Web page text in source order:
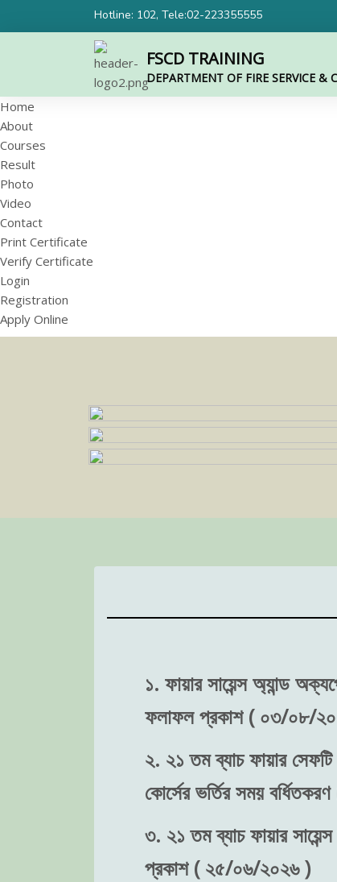
Hotline: 102, Tele:02-223355555
FSCD TRAINING
DEPARTMENT OF FIRE SERVICE &
Home
About
Courses
Result
Photo
Video
Contact
Print Certificate
Verify Certificate
Login
Registration
Apply Online
১. ফায়ার সায়েন্স অ্যান্ড
ফলাফল প্রকাশ ( ০৩/০৮/
২. ২১ তম ব্যাচ ফায়ার সেফটি
কোর্সের ভর্তির সময়
৩. ২১ তম ব্যাচ ফায়ার
প্রকাশ ( ২৫/০৬/২০২৬ )